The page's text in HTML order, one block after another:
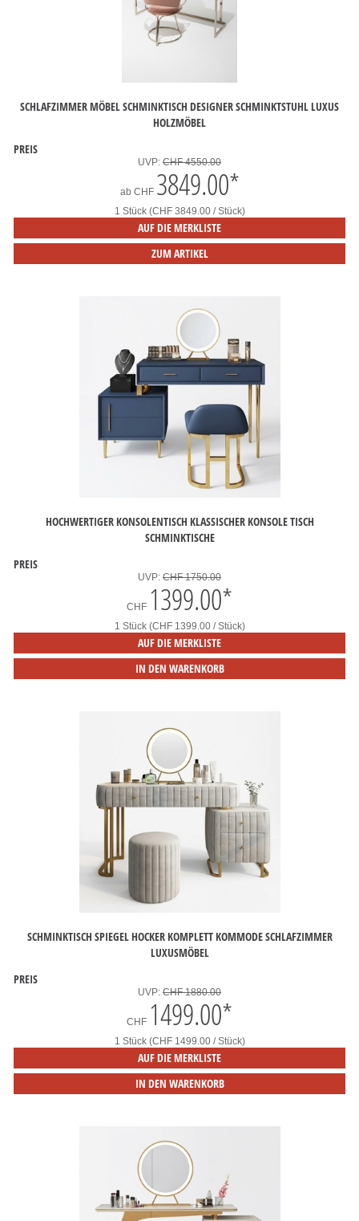
SCHLAFZIMMER MÖBEL SCHMINKTISCH DESIGNER SCHMINKTSTUHL LUXUS
HOLZMÖBEL
PREIS
UVP: CHF 4550.00
ab CHF 3849.00*
1 Stück (CHF 3849.00 / Stück)
AUF DIE MERKLISTE
ZUM ARTIKEL
HOCHWERTIGER KONSOLENTISCH KLASSISCHER KONSOLE TISCH
SCHMINKTISCHE
PREIS
UVP: CHF 1750.00
CHF 1399.00*
1 Stück (CHF 1399.00 / Stück)
AUF DIE MERKLISTE
IN DEN WARENKORB
SCHMINKTISCH SPIEGEL HOCKER KOMPLETT KOMMODE SCHLAFZIMMER
LUXUSMÖBEL
PREIS
UVP: CHF 1880.00
CHF 1499.00*
1 Stück (CHF 1499.00 / Stück)
AUF DIE MERKLISTE
IN DEN WARENKORB